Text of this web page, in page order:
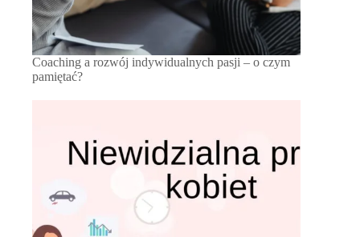
Coaching a rozwój indywidualnych pasji – o czym
pamiętać?